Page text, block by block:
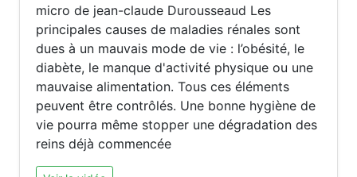
micro de jean-claude Durousseaud Les
principales causes de maladies rénales sont
dues à un mauvais mode de vie : l’obésité, le
diabète, le manque d'activité physique ou une
mauvaise alimentation. Tous ces éléments
peuvent être contrôlés. Une bonne hygiène de
vie pourra même stopper une dégradation des
reins déjà commencée